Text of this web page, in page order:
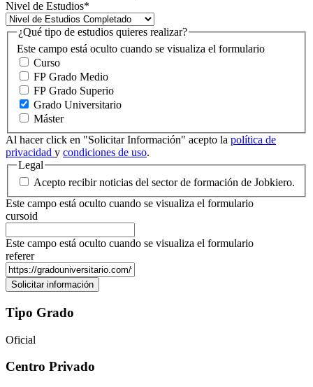
Nivel de Estudios*
Este campo está oculto cuando se visualiza el formulario
¿Qué tipo de estudios quieres realizar?
Curso
FP Grado Medio
FP Grado Superio
Grado Universitario
Máster
Al hacer click en "Solicitar Información" acepto la política de
privacidad y condiciones de uso.
Legal
Acepto recibir noticias del sector de formación de Jobkiero.
Este campo está oculto cuando se visualiza el formulario
cursoid
Este campo está oculto cuando se visualiza el formulario
referer
Tipo Grado
Oficial
Centro Privado